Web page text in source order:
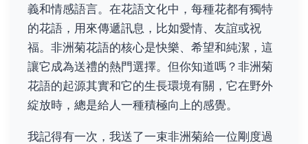
義和情感語言。在花語文化中，每種花都有獨特
的花語，用來傳遞訊息，比如愛情、友誼或祝
福。非洲菊花語的核心是快樂、希望和純潔，這
讓它成為送禮的熱門選擇。但你知道嗎？非洲菊
花語的起源其實和它的生長環境有關，它在野外
綻放時，總是給人一種積極向上的感覺。
我記得有一次，我送了一束非洲菊給一位剛度過